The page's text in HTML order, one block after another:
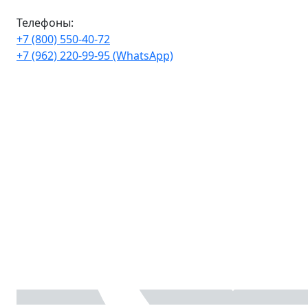
Телефоны:
+7 (800) 550-40-72
+7 (962) 220-99-95 (WhatsApp)